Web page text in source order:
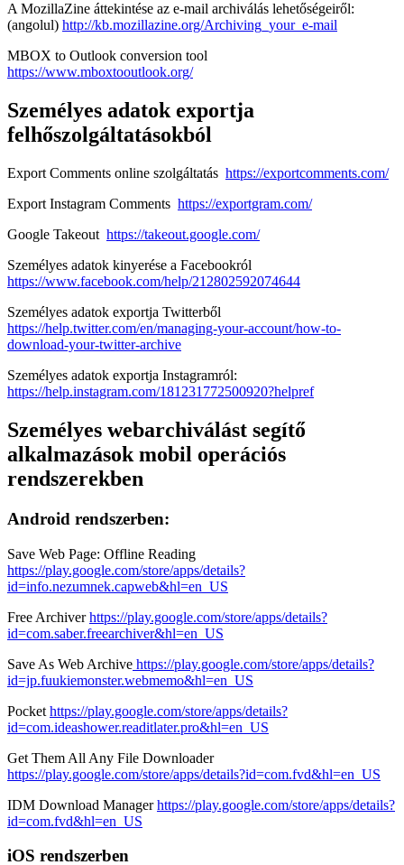
A MozillaZine áttekintése az e-mail archiválás lehetőségeiről:
(angolul) http://kb.mozillazine.org/Archiving_your_e-mail
MBOX to Outlook conversion tool
https://www.mboxtooutlook.org/
Személyes adatok exportja
felhőszolgáltatásokból
Export Comments online szolgáltatás https://exportcomments.com/
Export Instagram Comments https://exportgram.com/
Google Takeout https://takeout.google.com/
Személyes adatok kinyerése a Facebookról
https://www.facebook.com/help/212802592074644
Személyes adatok exportja Twitterből
https://help.twitter.com/en/managing-your-account/how-to-
download-your-twitter-archive
Személyes adatok exportja Instagramról:
https://help.instagram.com/181231772500920?helpref
Személyes webarchiválást segítő
alkalmazások mobil operációs
rendszerekben
Android rendszerben:
Save Web Page: Offline Reading
https://play.google.com/store/apps/details?
id=info.nezumnek.capweb&hl=en_US
Free Archiverhttps://play.google.com/store/apps/details?
id=com.saber.freearchiver&hl=en_US
Save As Web Archive https://play.google.com/store/apps/details?
id=jp.fuukiemonster.webmemo&hl=en_US
Pocket https://play.google.com/store/apps/details?
id=com.ideashower.readitlater.pro&hl=en_US
Get Them All Any File Downloader
https://play.google.com/store/apps/details?id=com.fvd&hl=en_US
IDM Download Managerhttps://play.google.com/store/apps/details?
id=com.fvd&hl=en_US
iOS rendszerben